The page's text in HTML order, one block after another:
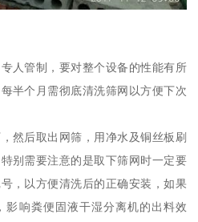
人管制，要对整个设备的性能有所
半个月需彻底清洗筛网以方便下次
然后取出网筛，用净水及铜丝板刷
别需要注意的是取下筛网时一定要
，以方便清洗后的正确安装，如果
影响粪便固液干湿分离机的出料效